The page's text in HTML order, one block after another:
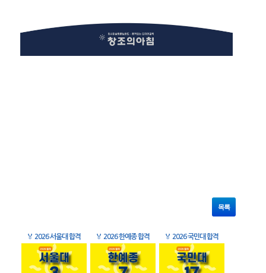
목록
🏅 2026 서울대 합격 🏅 2026 한예종 합격 🏅 2026 국민대 합격